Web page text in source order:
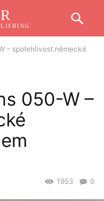
– spolehlivost německé
050-W –
0
1953